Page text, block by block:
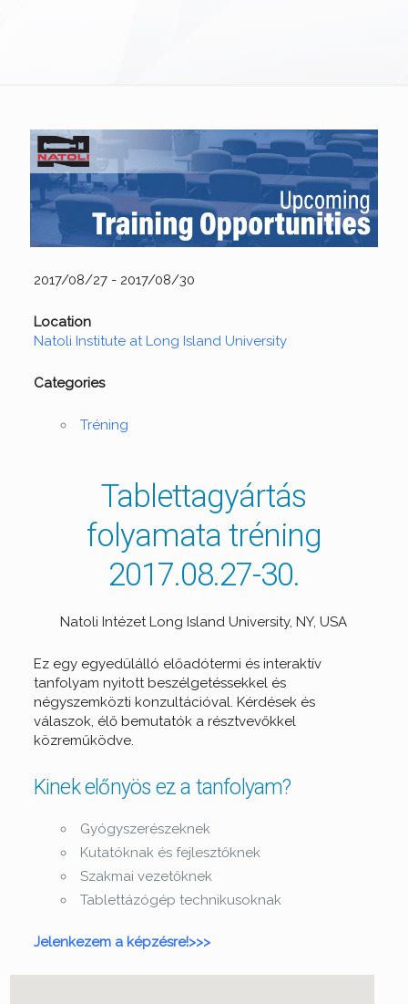
2017/08/27 - 2017/08/30
Location
Natoli Institute at Long Island University
Categories
Tréning
Tablettagyártás
folyamata tréning
2017.08.27-30.
Natoli Intézet Long Island University, NY, USA
Ez egy egyedülálló előadótermi és interaktív
tanfolyam nyitott beszélgetéssekkel és
négyszemközti konzultációval. Kérdések és
válaszok, élő bemutatók a résztvevőkkel
közreműködve.
Kinek előnyös ez a tanfolyam?
Gyógyszerészeknek
Kutatóknak és fejlesztőknek
Szakmai vezetőknek
Tablettázógép technikusoknak
Jelenkezem a képzésre!>>>